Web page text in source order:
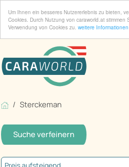
Um Ihnen ein besseres Nutzererlebnis zu bieten,
Cookies. Durch Nutzung von caraworld.at stimmen
Verwendung von Cookies zu. weitere Informationen
Sterckeman
Suche verfeinern